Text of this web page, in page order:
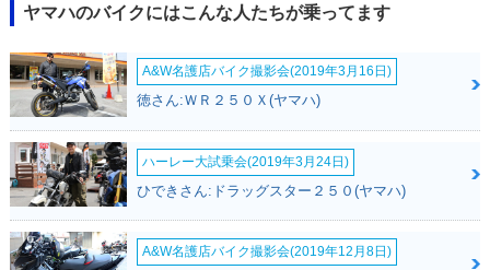
ヤマハのバイクにはこんな人たちが乗ってます
A&W名護店バイク撮影会(2019年3月16日)
徳さん:ＷＲ２５０Ｘ(ヤマハ)
ハーレー大試乗会(2019年3月24日)
ひできさん:ドラッグスター２５０(ヤマハ)
A&W名護店バイク撮影会(2019年12月8日)